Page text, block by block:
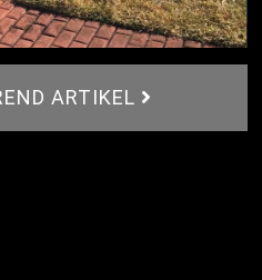
ARTIKEL